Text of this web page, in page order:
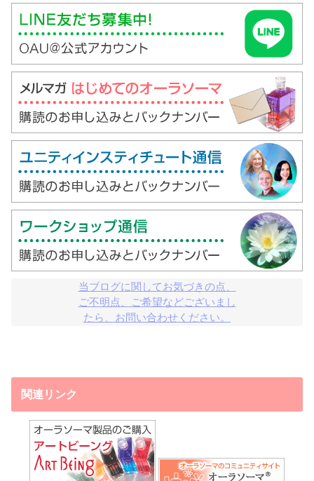
当ブログに関してお気づきの点、
ご不明点、ご希望などございまし
たら、お問い合わせください。
関連リンク